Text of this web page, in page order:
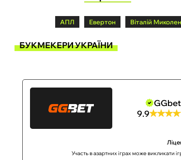
АПЛ Евертон Віталій
БУКМЕКЕРИ УКРАЇНИ
GGbet
9.9
Участь в азартних іграх може викликати